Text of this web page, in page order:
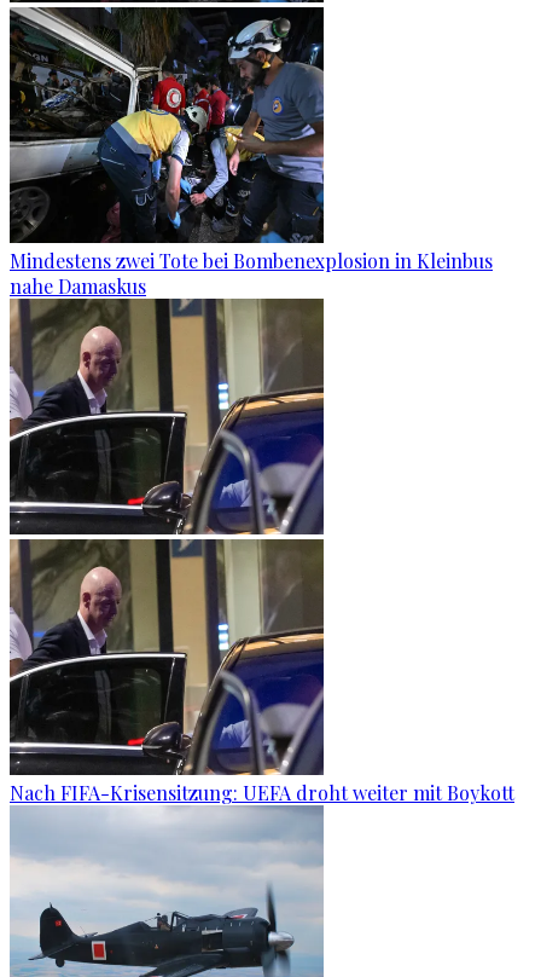
Mindestens zwei Tote bei Bombenexplosion in Kleinbus
nahe Damaskus
Nach FIFA-Krisensitzung: UEFA droht weiter mit Boykott